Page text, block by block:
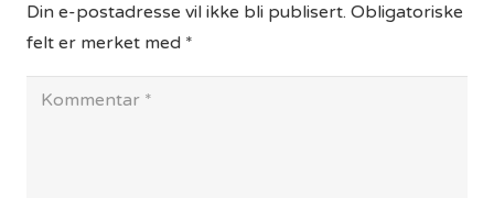
Din e-postadresse vil ikke bli publisert. Obligatoriske
felt er merket med *